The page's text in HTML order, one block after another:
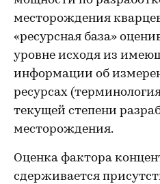
месторождения
«ресурсная база»
уровне исходя из
информации об
ресурсах
текущей степени
месторождения.
Оценка фактора
сдерживается